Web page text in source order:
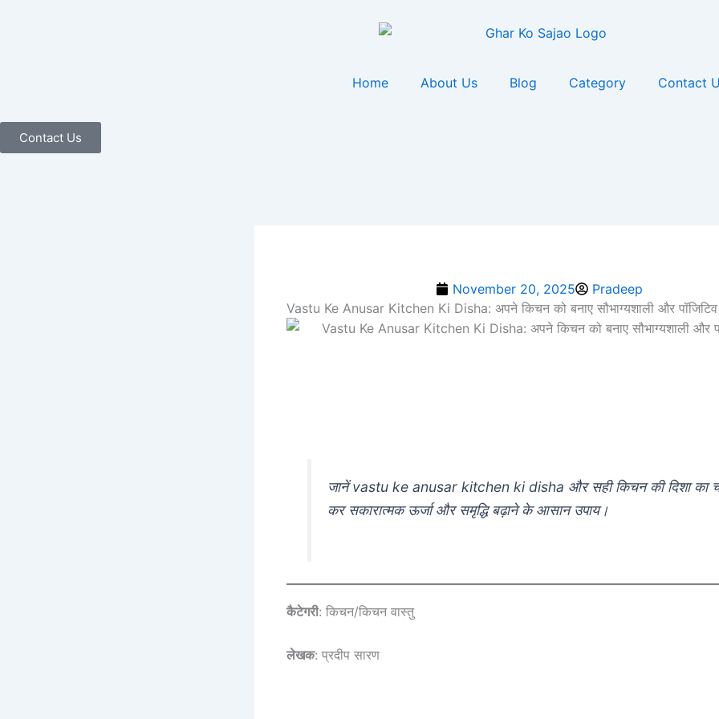
Home
About Us Blog Category Contact
Contact Us
November 20, 2025
Pradeep
Vastu Ke Anusar Kitchen Ki Disha: अपने किचन को बनाए सौभाग्यशाली और
जानें vastu ke anusar kitchen ki disha और सही किचन की दिशा का
कर सकारात्मक ऊर्जा और समृद्धि बढ़ाने के आसान उपाय।
कैटेगरी: किचन/किचन वास्तु
लेखक: प्रदीप सारण